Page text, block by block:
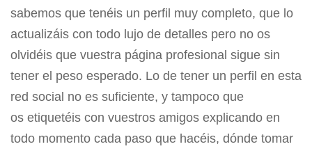
sabemos que tenéis un perfil muy completo, que lo
actualizáis con todo lujo de detalles pero no os
olvidéis que vuestra página profesional sigue sin
tener el peso esperado. Lo de tener un perfil en esta
red social no es suficiente, y tampoco que
os etiquetéis con vuestros amigos explicando en
todo momento cada paso que hacéis, dónde tomar